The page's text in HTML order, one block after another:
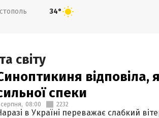
34°
світу
відповіла,
спеки
серпня, 08:00 2232
в Україні переважає слабкий